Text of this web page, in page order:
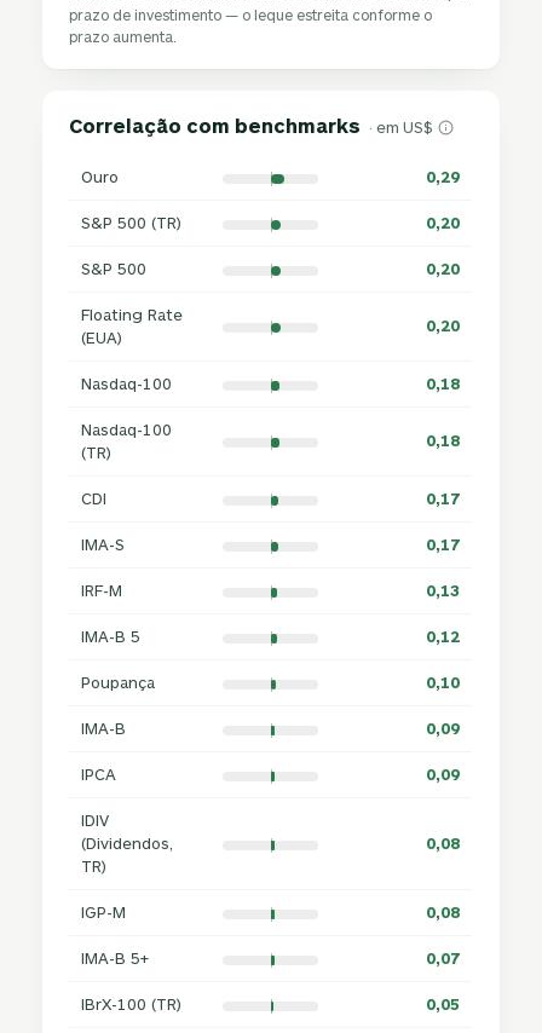
prazo de investimento — o leque estreita conforme o
prazo aumenta.
Correlação com benchmarks · em US$
Ouro 0,29
S&P 500 (TR) 0,20
S&P 500 0,20
Floating Rate
(EUA)
0,20
Nasdaq-100 0,18
Nasdaq-100
(TR)
0,18
CDI 0,17
IMA-S 0,17
IRF-M 0,13
IMA-B 5 0,12
Poupança 0,10
IMA-B 0,09
IPCA 0,09
IDIV
(Dividendos,
TR)
0,08
IGP-M 0,08
IMA-B 5+ 0,07
IBrX-100 (TR) 0,05